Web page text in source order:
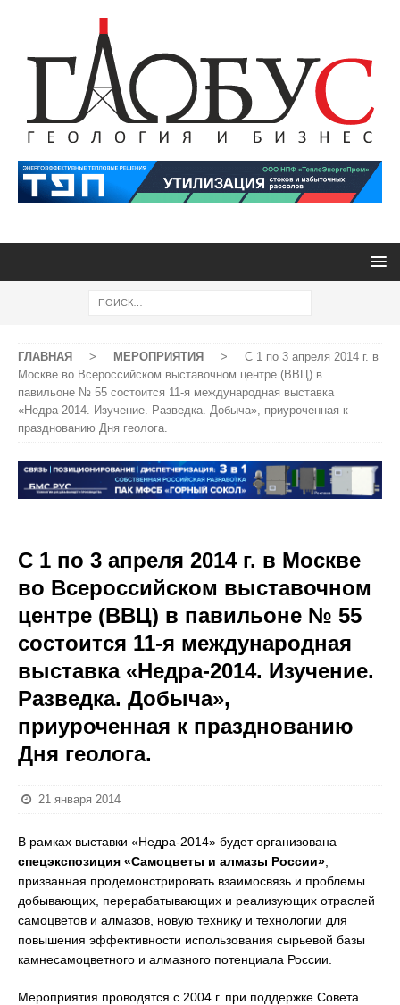
ГЛАВНАЯ > МЕРОПРИЯТИЯ >
С 1 по 3 апреля 2014 г. в
Москве во Всероссийском выставочном центре (ВВЦ) в
павильоне № 55 состоится 11-я международная выставка
«Недра-2014. Изучение. Разведка. Добыча», приуроченная к
празднованию Дня геолога.
С 1 по 3 апреля 2014 г. в Москве
во Всероссийском выставочном
центре (ВВЦ) в павильоне № 55
состоится 11-я международная
выставка «Недра-2014. Изучение.
Разведка. Добыча»,
приуроченная к празднованию
Дня геолога.
21 января 2014
В рамках выставки «Недра-2014» будет организована
спецэкспозиция «Самоцветы и алмазы России»
призванная продемонстрировать взаимосвязь и проблемы
добывающих, перерабатывающих и реализующих отраслей
самоцветов и алмазов, новую технику и технологии для
повышения эффективности использования сырьевой базы
камнесамоцветного и алмазного потенциала России.
Мероприятия проводятся с 2004 г. при поддержке Совета